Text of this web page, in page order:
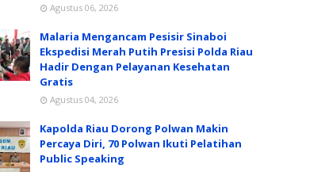
Agustus 06, 2026
Malaria Mengancam Pesisir Sinaboi
Ekspedisi Merah Putih Presisi Polda Riau
Hadir Dengan Pelayanan Kesehatan
Gratis
Agustus 04, 2026
Kapolda Riau Dorong Polwan Makin
Percaya Diri, 70 Polwan Ikuti Pelatihan
Public Speaking